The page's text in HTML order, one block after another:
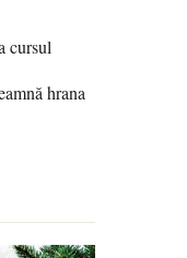
cursul
hrana